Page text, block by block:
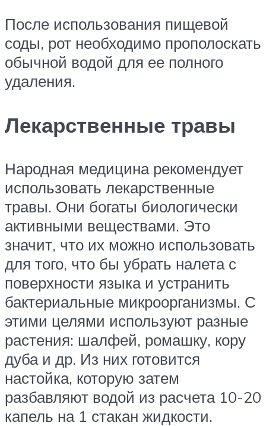
После использования пищевой
соды, рот необходимо прополоскать
обычной водой для ее полного
удаления.
Лекарственные травы
Народная медицина рекомендует
использовать лекарственные
травы. Они богаты биологически
активными веществами. Это
значит, что их можно использовать
для того, что бы убрать налета с
поверхности языка и устранить
бактериальные микроорганизмы. С
этими целями используют разные
растения: шалфей, ромашку, кору
дуба и др. Из них готовится
настойка, которую затем
разбавляют водой из расчета 10-20
капель на 1 стакан жидкости.